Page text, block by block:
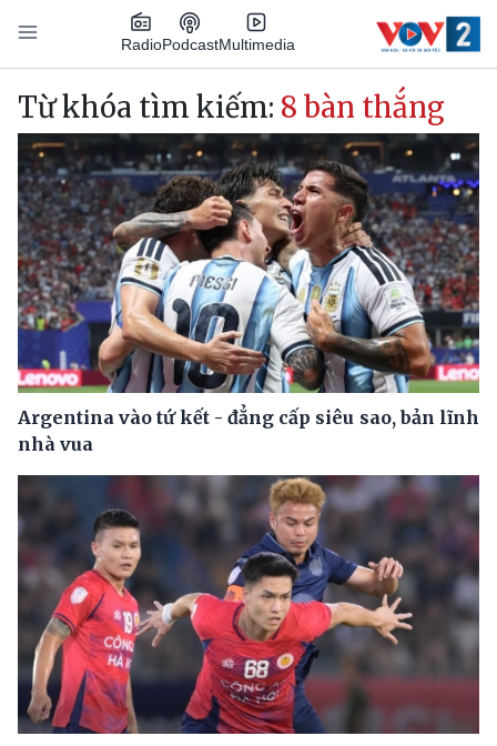
Nhảy đến nội dung
RadioPodcastMultimedia
Main navigation
Từ khóa tìm kiếm: 8 bàn thắng
Argentina vào tứ kết - đẳng cấp siêu sao, bản lĩnh
nhà vua